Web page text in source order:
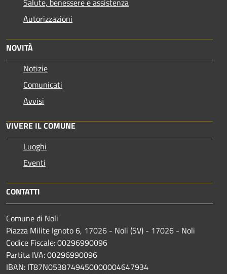
Salute, benessere e assistenza
Autorizzazioni
NOVITÀ
Notizie
Comunicati
Avvisi
VIVERE IL COMUNE
Luoghi
Eventi
CONTATTI
Comune di Noli
Piazza Milite Ignoto 6, 17026 - Noli (SV) - 17026 - Noli
Codice Fiscale: 00296990096
Partita IVA: 00296990096
IBAN: IT87N0538749450000004647934